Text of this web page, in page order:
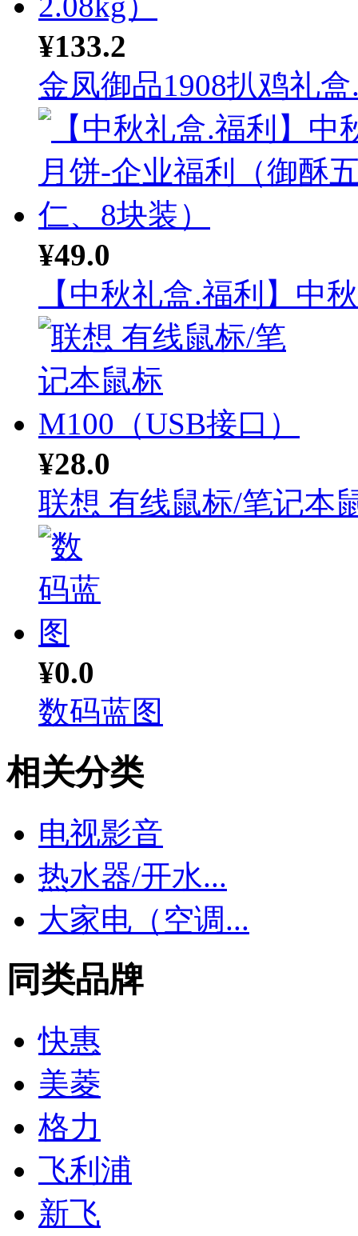
¥133.2
金凤御品1908扒鸡礼盒
¥49.0
【中秋礼盒.福利】中
¥28.0
联想 有线鼠标/笔记本
¥0.0
数码蓝图
相关分类
电视影音
热水器/开水...
大家电（空调...
同类品牌
快惠
美菱
格力
飞利浦
新飞